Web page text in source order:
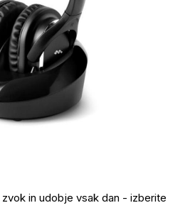
in udobje vsak dan - izberite